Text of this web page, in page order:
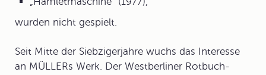
wurden nicht gespielt.
Seit Mitte der Siebzigerjahre wuchs das Interesse
an MÜLLERs Werk. Der Westberliner Rotbuch-